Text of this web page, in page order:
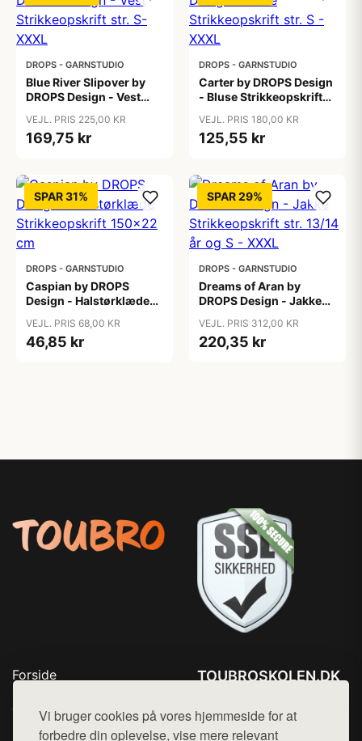
Vi bruger cookies på vores hjemmeside for at
forbedre din oplevelse, vise mere relevant
DROPS - GARNSTUDIO
Blue River Slipover by
DROPS Design - Vest
XXXL
VEJL. PRIS 225,00 KR
169,75 kr
DROPS - GARNSTUDIO
Carter by DROPS Design
- Bluse Strikkeopskrift
VEJL. PRIS 180,00 KR
125,55 kr
SPAR 31%
DROPS - GARNSTUDIO
Caspian by DROPS
Design - Halstørklæde
cm
VEJL. PRIS 68,00 KR
46,85 kr
SPAR 29%
DROPS - GARNSTUDIO
Dreams of Aran by
DROPS Design - Jakke
år og S - XXXL
VEJL. PRIS 312,00 KR
220,35 kr
Forside
Top Rabatter
Blog
TOUBROSKOLEN.DK
Mail: hej@want.dk